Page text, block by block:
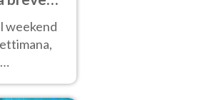
weekend